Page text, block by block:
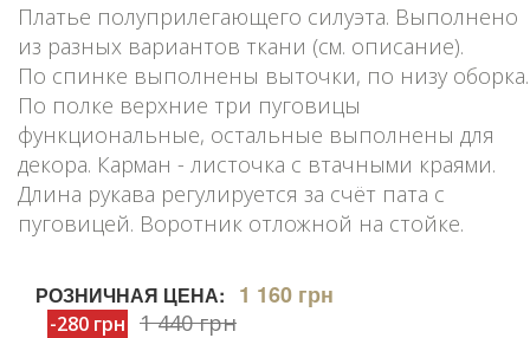
Платье полуприлегающего силуэта. Выполнено
из разных вариантов ткани (см. описание).
По спинке выполнены выточки, по низу оборка.
По полке верхние три пуговицы
функциональные, остальные выполнены для
декора. Карман - листочка с втачными краями.
Длина рукава регулируется за счёт пата с
пуговицей. Воротник отложной на стойке.
РОЗНИЧНАЯ ЦЕНА: 1 160 грн
-280 грн 1 440 грн